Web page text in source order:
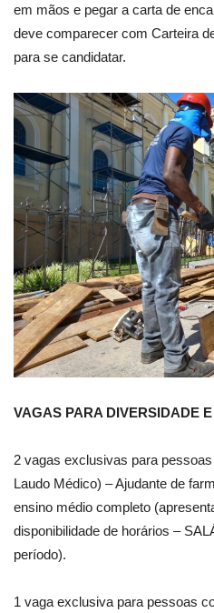
em mãos e pegar a carta de
deve comparecer com Carteira
para se candidatar.
VAGAS PARA DIVERSIDADE
2 vagas exclusivas para
Laudo Médico) – Ajudante de
ensino médio completo
disponibilidade de horários –
período).
1 vaga exclusiva para pessoas